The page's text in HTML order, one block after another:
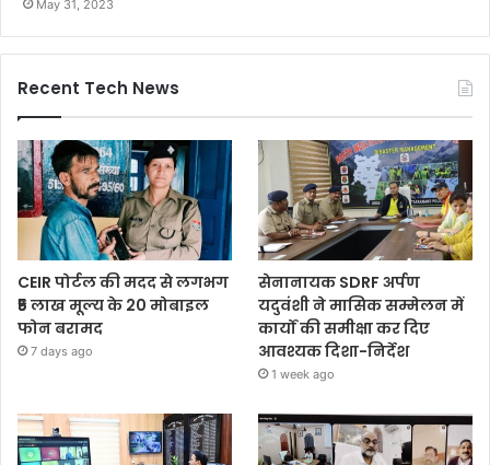
May 31, 2023
Recent Tech News
CEIR पोर्टल की मदद से लगभग
₹5 लाख मूल्य के 20 मोबाइल
फोन बरामद
7 days ago
सेनानायक SDRF अर्पण
यदुवंशी ने मासिक सम्मेलन में
कार्यों की समीक्षा कर दिए
आवश्यक दिशा-निर्देश
1 week ago